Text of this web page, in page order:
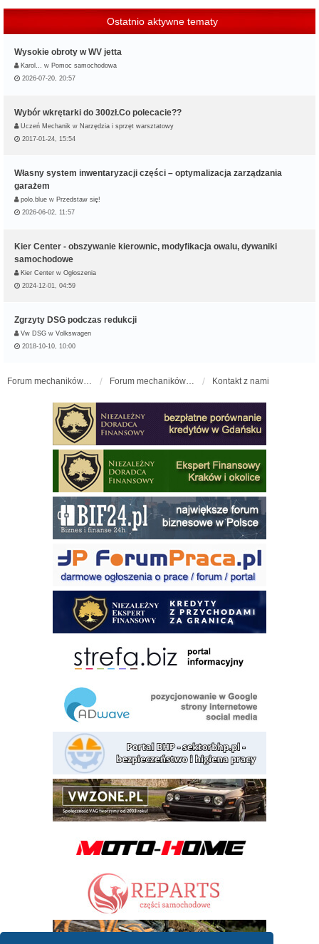
Ostatnio aktywne tematy
Wysokie obroty w WV jetta
Karol… w Pomoc samochodowa
2026-07-20, 20:57
Wybór wkrętarki do 300zł.Co polecacie??
Uczeń Mechanik w Narzędzia i sprzęt warsztatowy
2017-01-24, 15:54
Własny system inwentaryzacji części – optymalizacja zarządzania
garażem
polo.blue w Przedstaw się!
2026-06-02, 11:57
Kier Center - obszywanie kierownic, modyfikacja owalu, dywaniki
samochodowe
Kier Center w Ogłoszenia
2024-12-01, 04:59
Zgrzyty DSG podczas redukcji
Vw DSG w Volkswagen
2018-10-10, 10:00
Forum mechaników samochodowych - forum-mechaniczne.pl Forum mechaników samochodowych Kontakt z nami